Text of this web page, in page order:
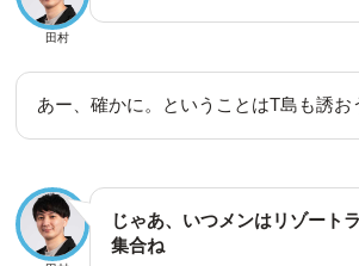
田村
あー、確かに。ということはT島も誘お
じゃあ、いつメンはリゾート
集合ね